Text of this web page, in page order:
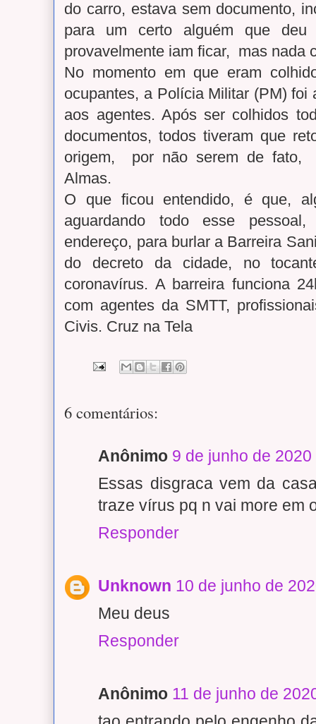
do carro, estava sem documento,
para um certo alguém que deu
provavelmente iam ficar, mas
No momento em que eram
ocupantes, a Polícia Militar (PM)
aos agentes. Após ser colhidos
documentos, todos tiveram que
origem, por não serem de fato,
Almas.
O que ficou entendido, é que,
aguardando todo esse
endereço, para burlar a Barreira
do decreto da cidade, no
coronavírus. A barreira funciona
com agentes da SMTT,
Civis. Cruz na Tela
6 comentários:
Anônimo 9 de junho de
Essas disgraca vem da
traze vírus pq n vai more em
Responder
Unknown 10 de junho de
Meu deus
Responder
Anônimo 11 de junho de